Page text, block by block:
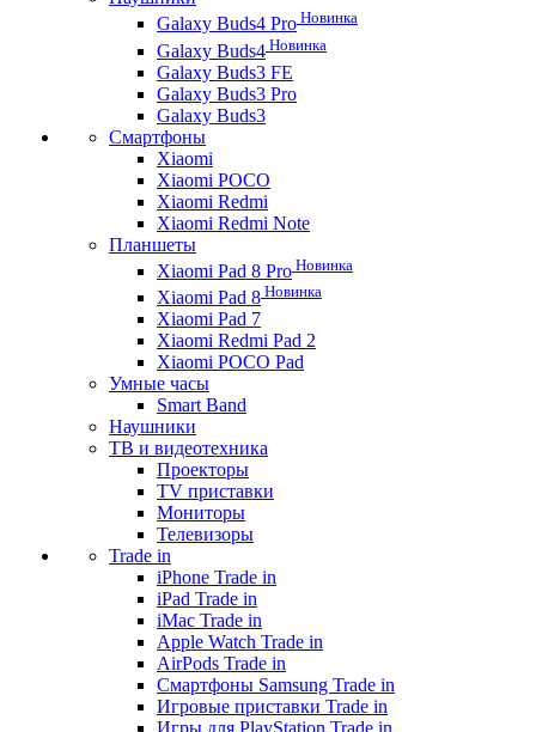
Galaxy Buds4 Pro Новинка
Galaxy Buds4 Новинка
Galaxy Buds3 FE
Galaxy Buds3 Pro
Galaxy Buds3
Смартфоны
Xiaomi
Xiaomi POCO
Xiaomi Redmi
Xiaomi Redmi Note
Планшеты
Xiaomi Pad 8 Pro Новинка
Xiaomi Pad 8 Новинка
Xiaomi Pad 7
Xiaomi Redmi Pad 2
Xiaomi POCO Pad
Умные часы
Smart Band
Наушники
ТВ и видеотехника
Проекторы
TV приставки
Мониторы
Телевизоры
Trade in
iPhone Trade in
iPad Trade in
iMac Trade in
Apple Watch Trade in
AirPods Trade in
Смартфоны Samsung Trade in
Игровые приставки Trade in